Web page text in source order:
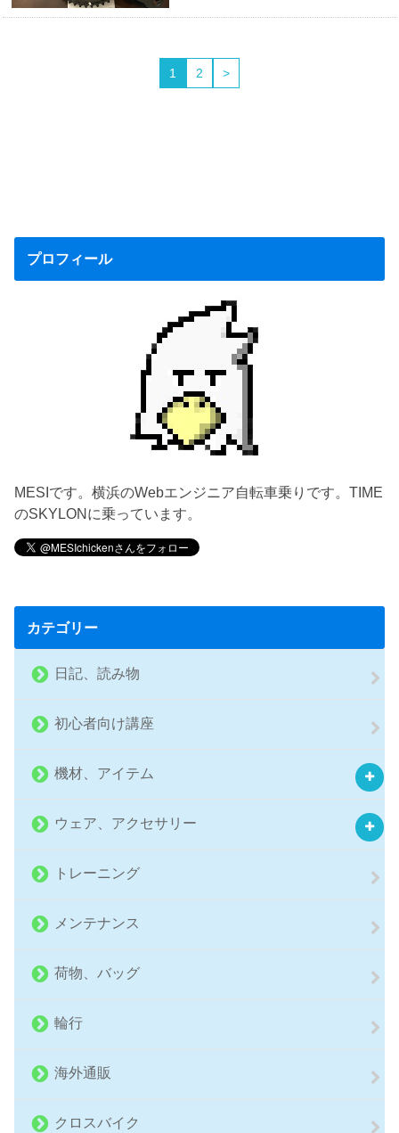
1 2 >
プロフィール
MESIです。横浜のWebエンジニア自転車乗りです。TIME
のSKYLONに乗っています。
カテゴリー
日記、読み物
初心者向け講座
機材、アイテム
ウェア、アクセサリー
トレーニング
メンテナンス
荷物、バッグ
輪行
海外通販
クロスバイク